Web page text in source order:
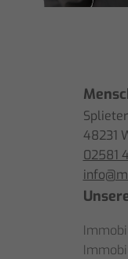
48231
02581